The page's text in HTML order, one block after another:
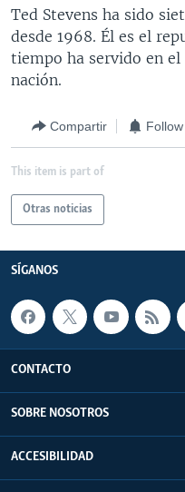
NOTA ECONÓMICA
ENTRETENIMIENTO
Idiomas
Ted Stevens ha sido
desde 1968. Él es el
tiempo ha servido en
nación.
Compartir
This item is part of
Otras noticias
SÍGANOS
CONTACTO
SOBRE NOSOTROS
ACCESIBILIDAD